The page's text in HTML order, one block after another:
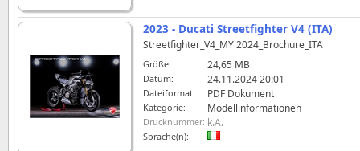
2023 - Ducati Streetfighter V4 (ITA)
Streetfighter_V4_MY 2024_Brochure_ITA
Größe: 24,65 MB
Datum: 24.11.2024 20:01
Dateiformat: PDF Dokument
Kategorie: Modellinformationen
Drucknummer: k.A.
Sprache(n):